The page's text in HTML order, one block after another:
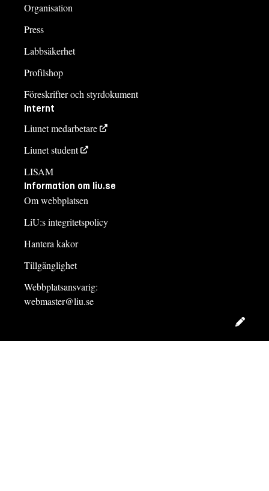
Organisation
Press
Labbsäkerhet
Profilshop
Föreskrifter och styrdokument
Internt
Liunet medarbetare
Liunet student
LISAM
Information om liu.se
Om webbplatsen
LiU:s integritetspolicy
Hantera kakor
Tillgänglighet
Webbplatsansvarig:
webmaster@liu.se